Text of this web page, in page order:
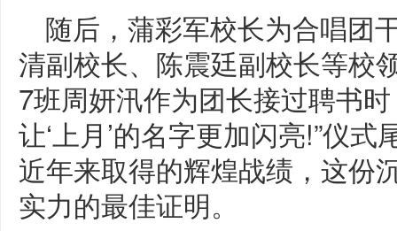
随后，蒲彩军校长为合唱团
清副校长、陈震廷副校长等校
7班周妍汛作为团长接过聘书
让‘上月’的名字更加闪亮!”仪
近年来取得的辉煌战绩，这份
实力的最佳证明。